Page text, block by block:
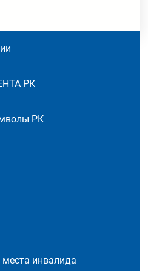
РК
РК
инвалида